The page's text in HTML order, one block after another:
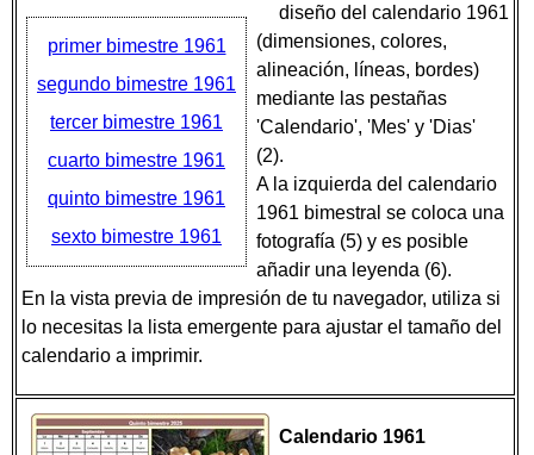
primer bimestre 1961
segundo bimestre 1961
tercer bimestre 1961
cuarto bimestre 1961
quinto bimestre 1961
sexto bimestre 1961
diseño del calendario 1961
(dimensiones, colores,
alineación, líneas, bordes)
mediante las pestañas
'Calendario', 'Mes' y 'Dias'
(2).
A la izquierda del calendario
1961 bimestral se coloca una
fotografía (5) y es posible
añadir una leyenda (6).
En la vista previa de impresión de tu navegador, utiliza si
lo necesitas la lista emergente para ajustar el tamaño del
calendario a imprimir.
Calendario 1961